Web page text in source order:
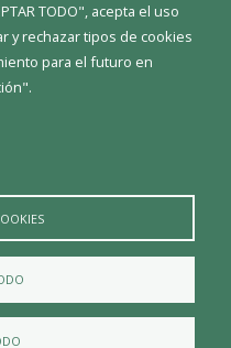
TODO", acepta el uso
y rechazar tipos de cookies
para el futuro en